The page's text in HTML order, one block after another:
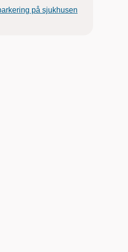
på sjukhusen